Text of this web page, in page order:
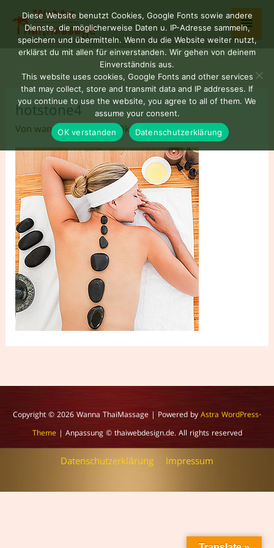
Inhalt
springen
hotstone4
VonwannaNUAD77/9. Oktober 2025
Copyright © 2026Wanna ThaiMassage | Powered byAstra WordPress-
Theme| Anpassung © thaiwebdesign.de. All rights reserved
Datenschutzerklärung Impressum
Diese Website benutzt Cookies, Google Fonts sowie andere
Dienste, die möglicherweise Daten u. IP-Adresse sammeln,
speichern und übermitteln. Wenn du die Website weiter nutzt,
erklärst du mit allen für einverstanden. Wir gehen von deinem
Einverständnis aus.
This website uses cookies, Google Fonts and other services
that may collect, store and transmit data and IP addresses. If
you continue to use the website, you agree to all of them. We
assume your consent.
OK verstanden
Datenschutzerklärung